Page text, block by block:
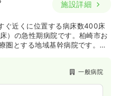
施設詳細
ぐ近くに位置する病床数400床
）の急性期病院です。柏崎市お
圏とする地域基幹病院です。柏
一般病院